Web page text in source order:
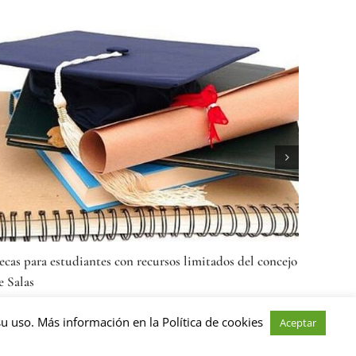
Paséu botánicu: ente’l verdor
uso. Más información en la Política de cookies
Aceptar